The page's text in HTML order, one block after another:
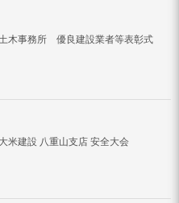
木事務所 優良建設業者等表彰式
米建設 八重山支店 安全大会